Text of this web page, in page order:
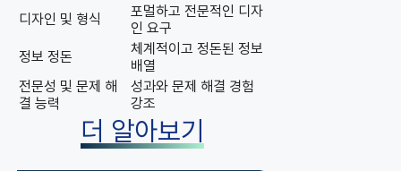
디자인 및 형식
포멀하고 전문적인 디자
인 요구
정보 정돈
체계적이고 정돈된 정보
배열
전문성 및 문제 해
결 능력
성과와 문제 해결 경험
강조
더 알아보기